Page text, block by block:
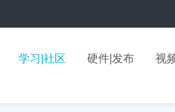
学习|社区 硬件|发布 视